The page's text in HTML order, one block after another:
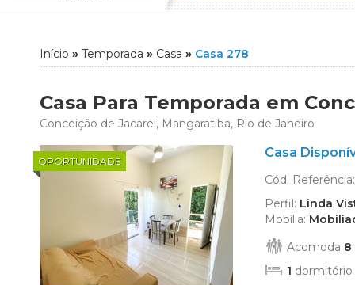
Casa Alto
Casa em
Casa
Chácara
Edifício
Kitnet (2)
Mansão (1)
Início » Temporada » Casa » Casa 278
Casa Para Temporada em
Conceição de Jacarei, Mangaratiba, Rio de Janeiro
OPORTUNIDADE
Casa
Cód. Referência:
Perfil: Linda
Mobília:
Acomoda 8
1 dormitório